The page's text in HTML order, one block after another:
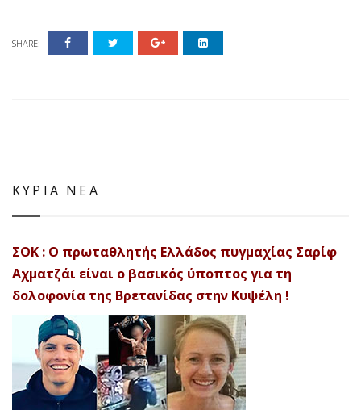
SHARE:
ΚΥΡΙΑ ΝΕΑ
ΣΟΚ : Ο πρωταθλητής Ελλάδος πυγμαχίας Σαρίφ
Αχματζάι είναι ο βασικός ύποπτος για τη
δολοφονία της Βρετανίδας στην Κυψέλη !